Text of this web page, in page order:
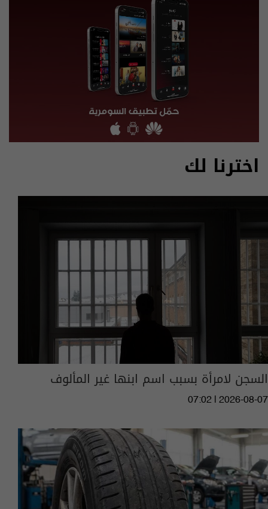
اخترنا لك
السجن لامرأة بسبب اسم ابنها غير المألوف
07:02 | 2026-08-07